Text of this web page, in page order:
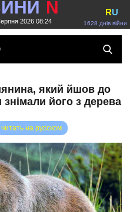
N
2026 08:24 1628 днів війни
RU
який йшов до
його з дерева
читать на русском